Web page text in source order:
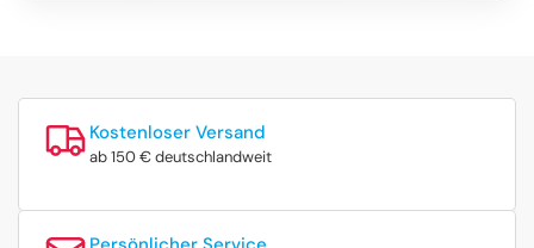
Kostenloser Versand
ab 150 € deutschlandweit